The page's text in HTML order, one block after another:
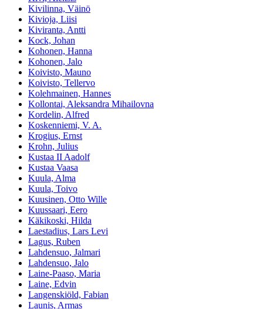
Kivilinna, Väinö
Kivioja, Liisi
Kiviranta, Antti
Kock, Johan
Kohonen, Hanna
Kohonen, Jalo
Koivisto, Mauno
Koivisto, Tellervo
Kolehmainen, Hannes
Kollontai, Aleksandra Mihailovna
Kordelin, Alfred
Koskenniemi, V. A.
Krogius, Ernst
Krohn, Julius
Kustaa II Aadolf
Kustaa Vaasa
Kuula, Alma
Kuula, Toivo
Kuusinen, Otto Wille
Kuussaari, Eero
Käkikoski, Hilda
Laestadius, Lars Levi
Lagus, Ruben
Lahdensuo, Jalmari
Lahdensuo, Jalo
Laine-Paaso, Maria
Laine, Edvin
Langenskiöld, Fabian
Launis, Armas